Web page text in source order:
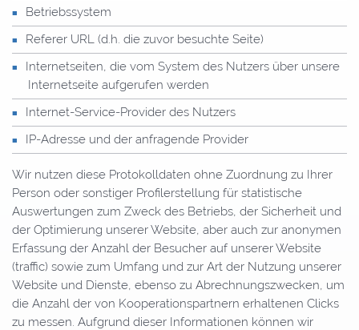
Betriebssystem
Referer URL (d.h. die zuvor besuchte Seite)
Internetseiten, die vom System des Nutzers über unsere
Internetseite aufgerufen werden
Internet-Service-Provider des Nutzers
IP-Adresse und der anfragende Provider
Wir nutzen diese Protokolldaten ohne Zuordnung zu Ihrer
Person oder sonstiger Profilerstellung für statistische
Auswertungen zum Zweck des Betriebs, der Sicherheit und
der Optimierung unserer Website, aber auch zur anonymen
Erfassung der Anzahl der Besucher auf unserer Website
(traffic) sowie zum Umfang und zur Art der Nutzung unserer
Website und Dienste, ebenso zu Abrechnungszwecken, um
die Anzahl der von Kooperationspartnern erhaltenen Clicks
zu messen. Aufgrund dieser Informationen können wir